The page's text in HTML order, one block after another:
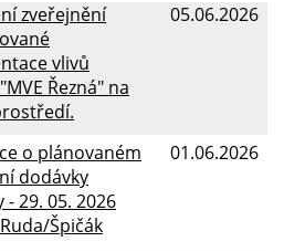
05.06.2026
zveřejnění
vlivů
Řezná" na
01.06.2026
o plánovaném
dodávky
29. 05. 2026
Špičák